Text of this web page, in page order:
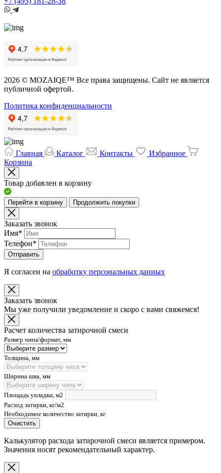
2026 © MOZAIQE™ Все права защищены. Сайт не является
публичной офертой.
Политика конфиденциальности
Главная Каталог Контакты
Избранное
Корзина
Товар добавлен в корзину
Перейти в корзину Продолжить покупки
Заказать звонок
Имя*
Телефон*
Отправить
Я согласен на обработку персональных данных
Заказать звонок
Мы уже получили уведомление и скоро с вами свяжемся!
Расчет количества затирочной смеси
Размер чипа/формат, мм
Толщина, мм
Ширина шва, мм
Площадь укладки, м2
Расход затирки, кг/м2
Необходимое количество затирки, кг
Очистить
Калькулятор расхода затирочной смеси является примером.
Значения носят рекомендательный характер.